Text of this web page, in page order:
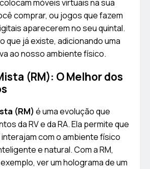
móveis virtuais na sua
comprar, ou jogos que fazem
aparecerem no seu quintal.
que já existe, adicionando uma
ao nosso ambiente físico.
(RM): O Melhor dos
(RM) é uma evolução que
da RV e da RA. Ela permite que
com o ambiente físico
e natural. Com a RM,
ver um holograma de um